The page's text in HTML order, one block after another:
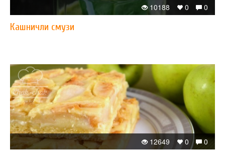
0
0
10188
Кашничли смузи
0
0
12649